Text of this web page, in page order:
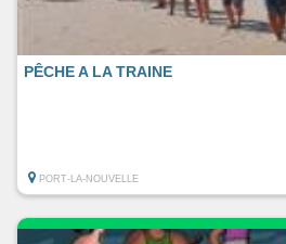
PÊCHE A LA TRAINE
PORT-LA-NOUVELLE